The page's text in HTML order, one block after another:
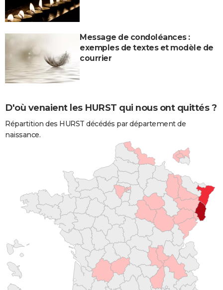
Message de condoléances :
exemples de textes et modèle de
courrier
D'où venaient les HURST qui nous ont quittés ?
Répartition des HURST décédés par département de
naissance.